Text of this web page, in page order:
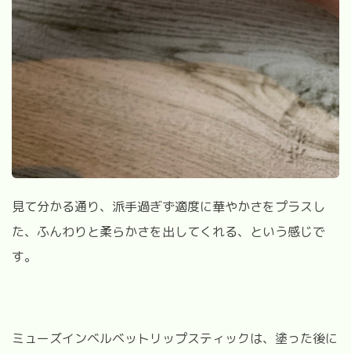
見て分かる通り、派手過ぎず適度に華やかさをプラスし
た、ふんわりと柔らかさを出してくれる、という感じで
す。
ミューズインベルベットリップスティックは、塗った後に